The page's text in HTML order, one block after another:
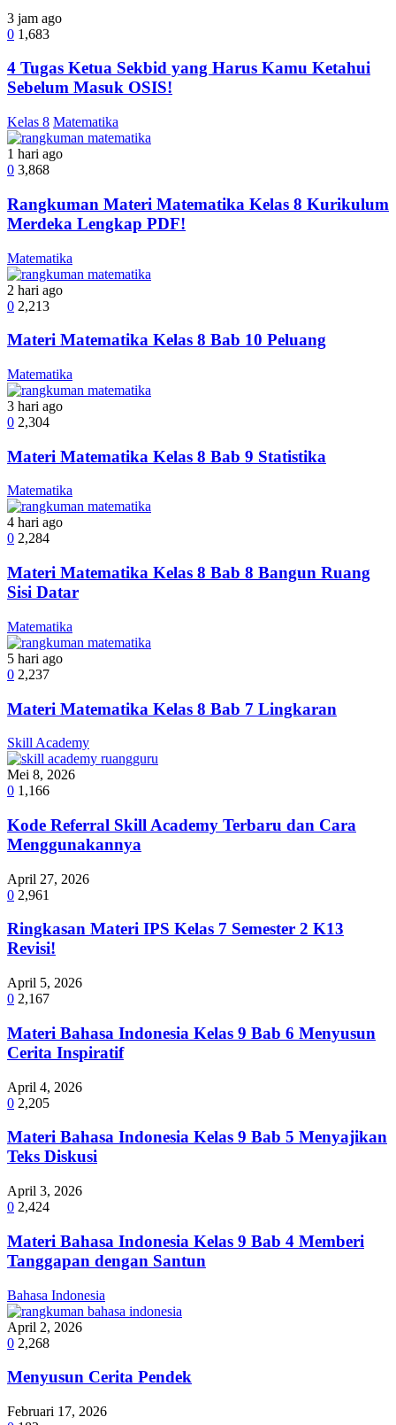
3 jam ago
0 1,683
4 Tugas Ketua Sekbid yang Harus Kamu Ketahui
Sebelum Masuk OSIS!
Kelas 8 Matematika
1 hari ago
0 3,868
Rangkuman Materi Matematika Kelas 8 Kurikulum
Merdeka Lengkap PDF!
Matematika
2 hari ago
0 2,213
Materi Matematika Kelas 8 Bab 10 Peluang
Matematika
3 hari ago
0 2,304
Materi Matematika Kelas 8 Bab 9 Statistika
Matematika
4 hari ago
0 2,284
Materi Matematika Kelas 8 Bab 8 Bangun Ruang
Sisi Datar
Matematika
5 hari ago
0 2,237
Materi Matematika Kelas 8 Bab 7 Lingkaran
Skill Academy
Mei 8, 2026
0 1,166
Kode Referral Skill Academy Terbaru dan Cara
Menggunakannya
April 27, 2026
0 2,961
Ringkasan Materi IPS Kelas 7 Semester 2 K13
Revisi!
April 5, 2026
0 2,167
Materi Bahasa Indonesia Kelas 9 Bab 6 Menyusun
Cerita Inspiratif
April 4, 2026
0 2,205
Materi Bahasa Indonesia Kelas 9 Bab 5 Menyajikan
Teks Diskusi
April 3, 2026
0 2,424
Materi Bahasa Indonesia Kelas 9 Bab 4 Memberi
Tanggapan dengan Santun
Bahasa Indonesia
April 2, 2026
0 2,268
Menyusun Cerita Pendek
Februari 17, 2026